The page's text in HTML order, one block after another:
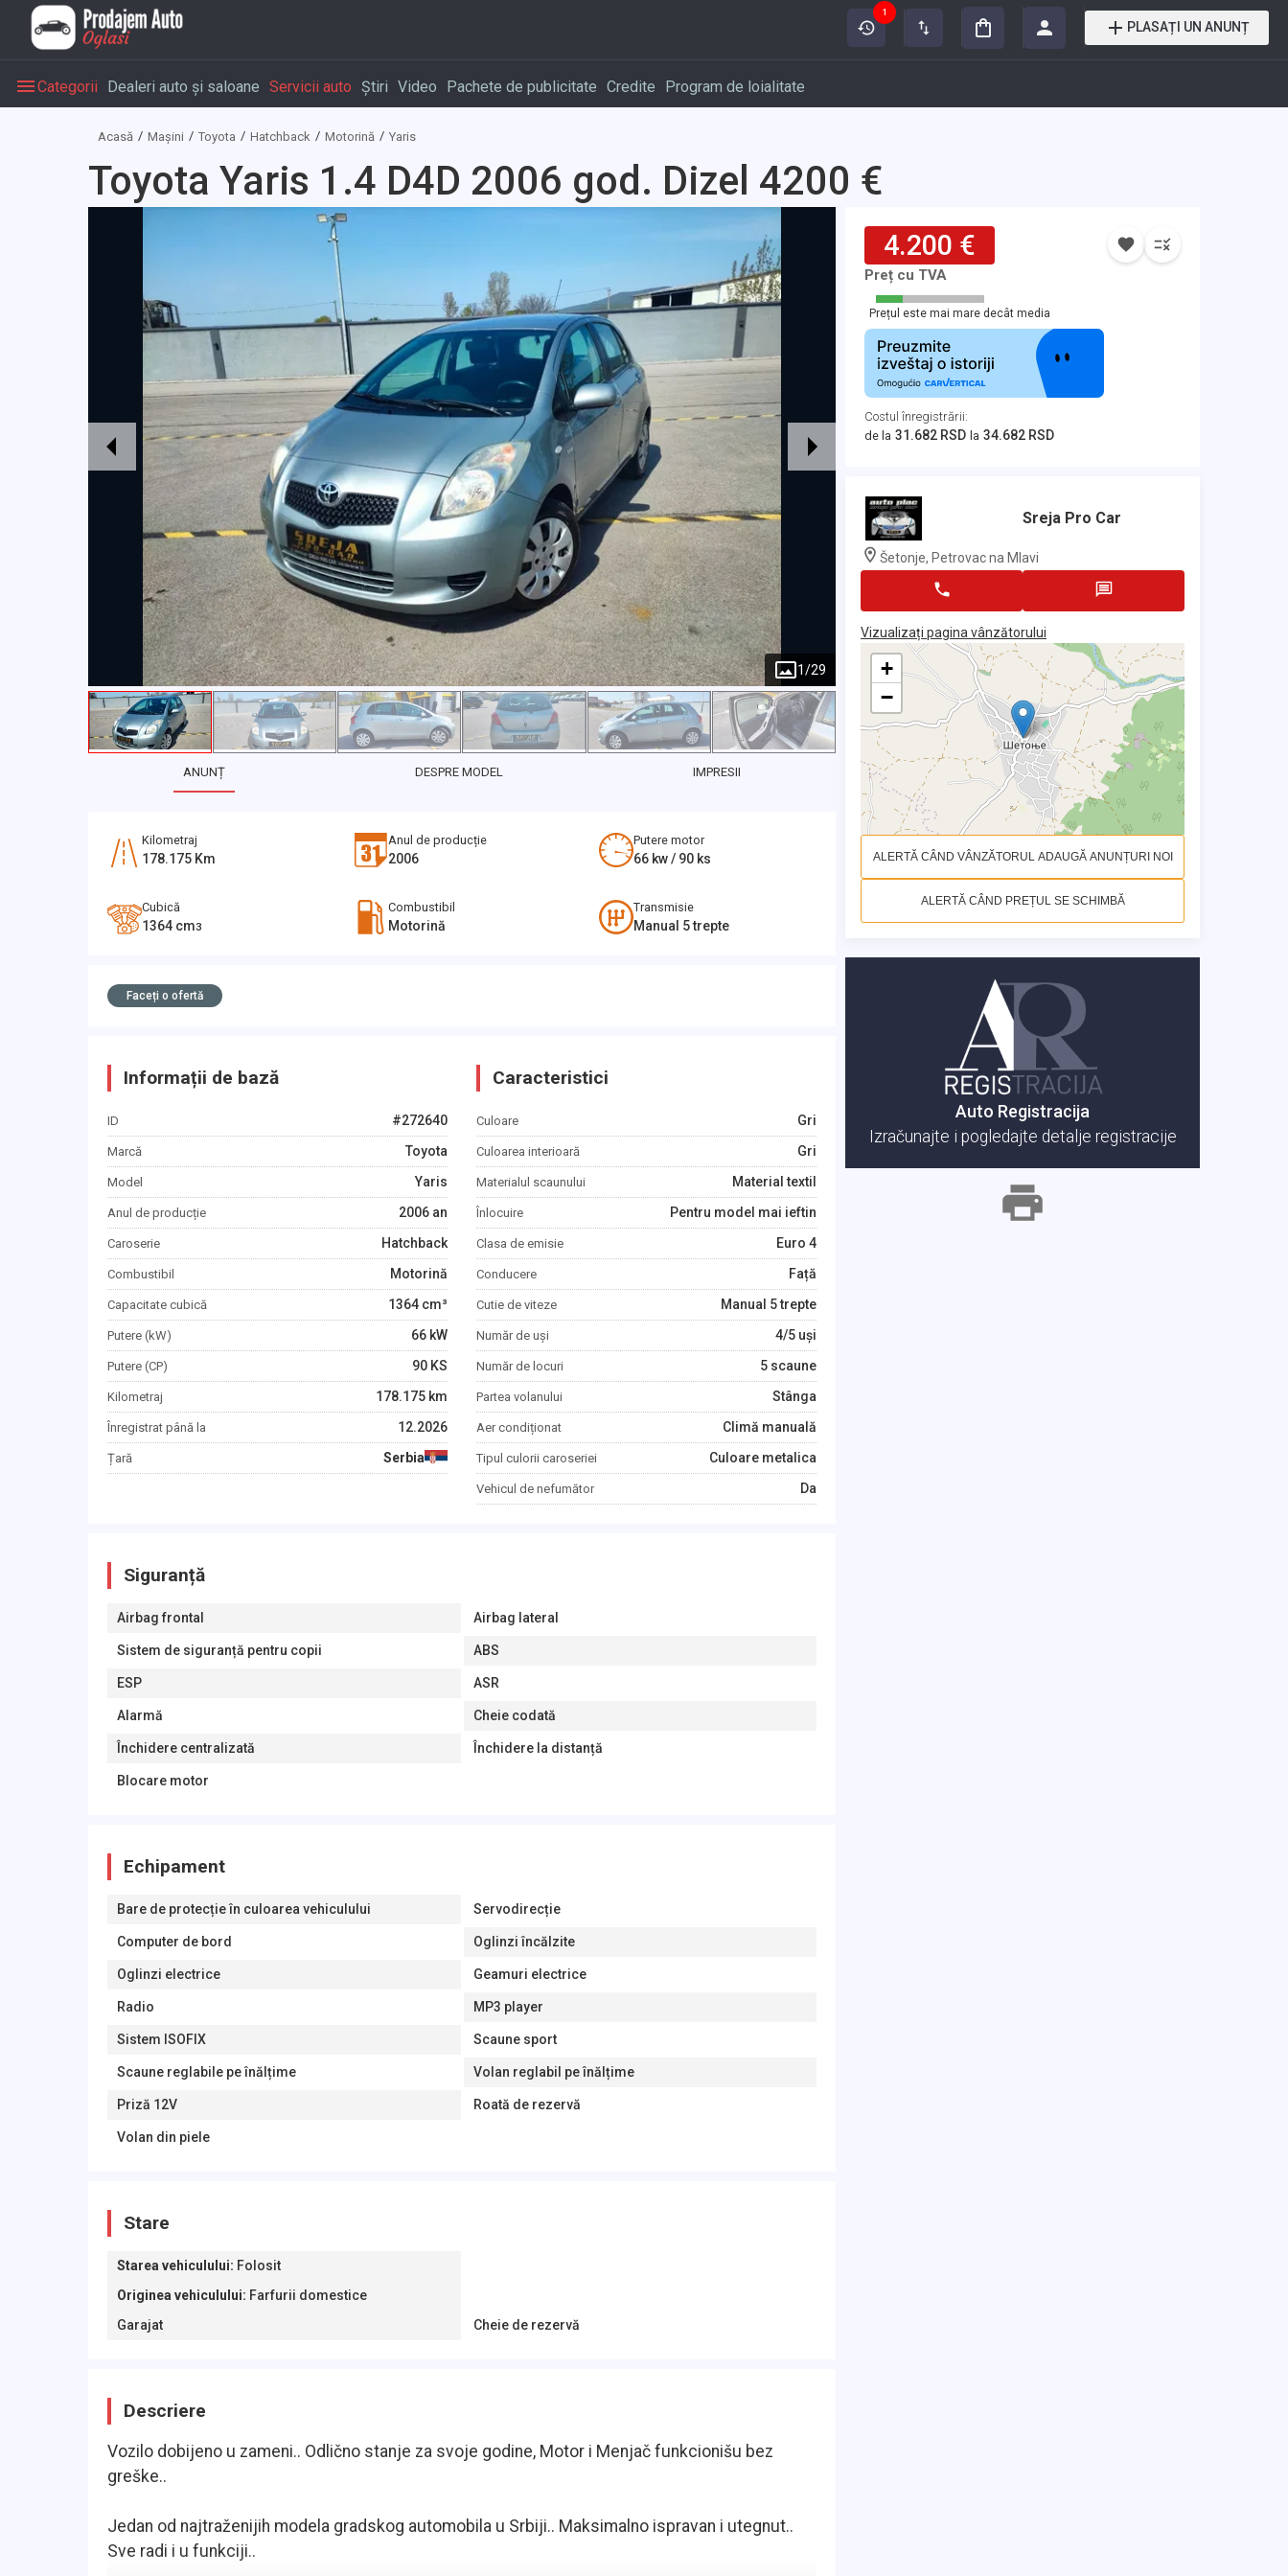
1
PLASAȚI UN ANUNȚ
Categorii Dealeri auto și saloane Servicii auto Știri Video Pachete de publicitate Credite Program de loialitate
Acasă Mașini Toyota Hatchback Motorină Yaris
Toyota Yaris 1.4 D4D 2006 god. Dizel 4200 €
1/29
ANUNȚ DESPRE MODEL IMPRESII
Kilometraj
178.175 Km
Anul de producție
2006
Putere motor
66 kw / 90 ks
Cubică
1364 cm3
Combustibil
Motorină
Transmisie
Manual 5 trepte
Faceți o ofertă
Informații de bază
ID #272640
Marcă Toyota
Model Yaris
Anul de producție 2006 an
Caroserie Hatchback
Combustibil Motorină
Capacitate cubică 1364 cm³
Putere (kW) 66 kW
Putere (CP) 90 KS
Kilometraj 178.175 km
Înregistrat până la 12.2026
Țară Serbia
Caracteristici
Culoare Gri
Culoarea interioară Gri
Materialul scaunului Material textil
Înlocuire Pentru model mai ieftin
Clasa de emisie Euro 4
Conducere Față
Cutie de viteze Manual 5 trepte
Număr de uși 4/5 uși
Număr de locuri 5 scaune
Partea volanului Stânga
Aer condiționat Climă manuală
Tipul culorii caroseriei Culoare metalica
Vehicul de nefumător Da
Siguranță
Airbag frontal Airbag lateral
Sistem de siguranță pentru copii ABS
ESP ASR
Alarmă Cheie codată
Închidere centralizată Închidere la distanță
Blocare motor
Echipament
Bare de protecție în culoarea vehiculului Servodirecție
Computer de bord Oglinzi încălzite
Oglinzi electrice Geamuri electrice
Radio MP3 player
Sistem ISOFIX Scaune sport
Scaune reglabile pe înălțime Volan reglabil pe înălțime
Priză 12V Roată de rezervă
Volan din piele
Stare
Starea vehiculului: Folosit
Originea vehiculului: Farfurii domestice
Garajat
Cheie de rezervă
Descriere
Vozilo dobijeno u zameni.. Odlično stanje za svoje godine, Motor i Menjač funkcionišu bez
greške..
Jedan od najtraženijih modela gradskog automobila u Srbiji.. Maksimalno ispravan i utegnut..
Sve radi i u funkciji..
4.200 €
Preț cu TVA
Prețul este mai mare decât media
Costul înregistrării:
de la 31.682 RSD la 34.682 RSD
Sreja Pro Car
Šetonje, Petrovac na Mlavi
Vizualizați pagina vânzătorului
+
−
ALERTĂ CÂND VÂNZĂTORUL ADAUGĂ ANUNȚURI NOI
ALERTĂ CÂND PREȚUL SE SCHIMBĂ
Auto Registracija
Izračunajte i pogledajte detalje registracije